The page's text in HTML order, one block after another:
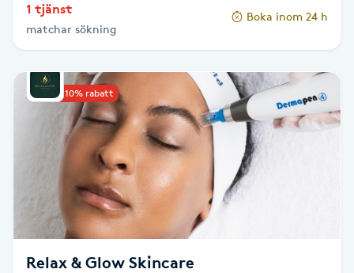
Hot Stone Massage
Hot yoga
Hudföryngring
Huduppstramning
Hyaluronsyra
1 tjänst
matchar sökning
Boka inom 24 h
Upp till 10% rabatt
Relax & Glow Skincare